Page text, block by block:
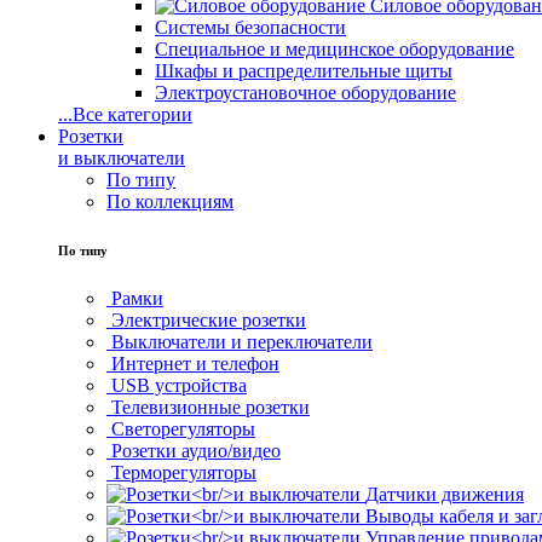
Силовое
Системы безопасности
Специальное и медицинское оборудование
Шкафы и распределительные щиты
Электроустановочное оборудование
...Все категории
Розетки
и выключатели
По типу
По коллекциям
По типу
Рамки
Электрические розетки
Выключатели и переключатели
Интернет и телефон
USB устройства
Телевизионные розетки
Светорегуляторы
Розетки аудио/видео
Терморегуляторы
Датчики движения
Выводы кабеля и